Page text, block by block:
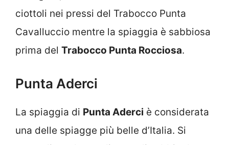
ciottoli nei pressi del Trabocco Punta
Cavalluccio mentre la spiaggia è sabbiosa
prima del Trabocco Punta Rocciosa.
Punta Aderci
La spiaggia di Punta Aderci è considerata
una delle spiagge più belle d’Italia. Si